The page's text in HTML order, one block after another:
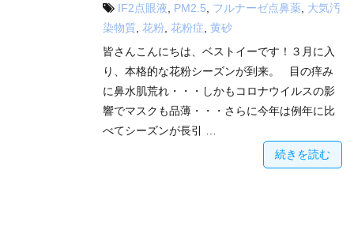
IF2点眼液
PM2.5 フルナーゼ点鼻薬
大気汚
染物質 花粉 花粉症 黄砂
皆さんこんにちは、ベストイーです！３月に入
り、本格的な花粉シーズンが到来。 目の痒み
に鼻水肌荒れ・・・しかもコロナウイルスの影
響でマスクも品薄・・・さらに今年は例年に比
べてシーズンが長引 …
続きを読む